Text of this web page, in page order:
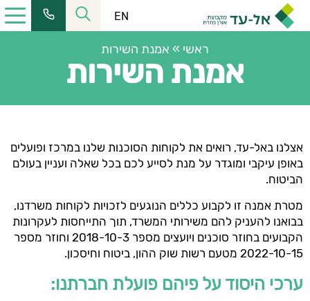
EN
ראשי » אמנת השירות
אמנת השירות
אצלנו באל-עד, רואים את לקוחות הסוכנות שלנו במרכז ופועלים
באופן עיקבי ומוגדר על מנת לסייע לכם בכל שאלה ועניין בעולם
הביטוח.
מטרת אמנה זו לקבוע כללים הנוגעים לזכויות לקוחות משרדנו,
בבואנו להעניק להם משירותי המשרד, תוך התייחסות לעקרונות
הקבועים בחוזר סוכנים ויועצים מספר 2018-10-3 וחוזר מספר
2022-10-15 מטעם רשות שוק ההון, ביטוח וחיסכון.
ערכי היסוד על פיהם פועלת חברתנו:
טל': 02-6228555| פקס: 02-6253366
שעות פעילות:
כתובת למשלוח דואר:
ת.ד. 2121, ירושלים 9102101
כתובת המייל שלנו:
elad@el-ad.co.il